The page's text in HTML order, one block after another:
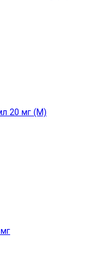
20 мг (М)